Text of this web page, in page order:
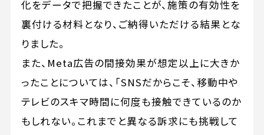
化をデータで把握できたことが、施策の有効性を
裏付ける材料となり、ご納得いただける結果とな
りました。
また、Meta広告の間接効果が想定以上に大きか
ったことについては、「SNSだからこそ、移動中や
テレビのスキマ時間に何度も接触できているのか
もしれない。これまでと異なる訴求にも挑戦して